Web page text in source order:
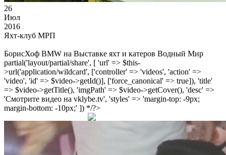
26
Июл
2016
Яхт-клуб МРП
БорисХоф BMW на Выставке яхт и катеров Водный Мир
partial('layout/partial/share', [ 'url' => $this-
>url('application/wildcard', ['controller' => 'videos', 'action' =>
'video', 'id' => $video->getId()], ['force_canonical' => true]), 'title'
=> $video->getTitle(), 'imgPath' => $video->getCover(), 'desc' =>
'Смотрите видео на vklybe.tv', 'styles' => 'margin-top: -9px;
margin-bottom: -10px;' ]) */?>